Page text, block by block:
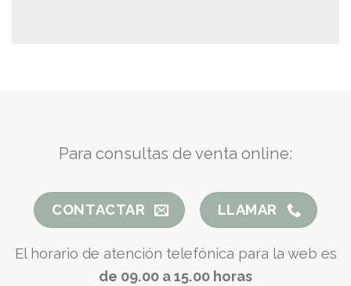
Para consultas de venta online:
CONTACTAR LLAMAR
El horario de atención telefónica para la web es
de 09.00 a 15.00 horas